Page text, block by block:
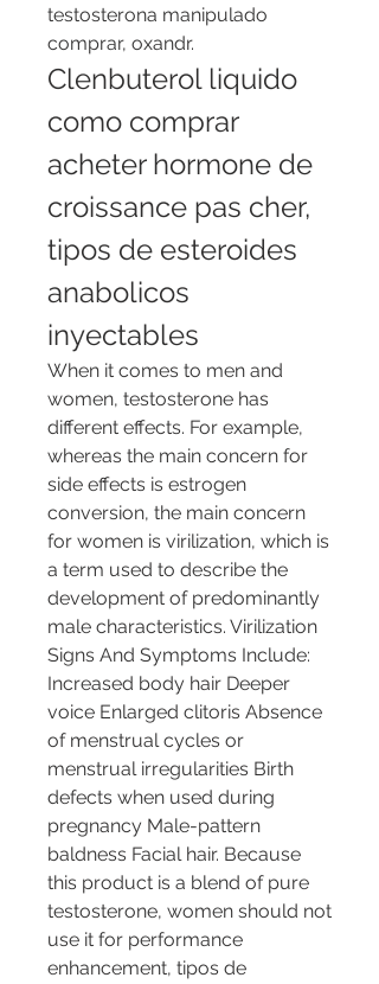
testosterona manipulado
comprar, oxandr.
Clenbuterol liquido
como comprar
acheter hormone de
croissance pas cher,
tipos de esteroides
anabolicos
inyectables
When it comes to men and
women, testosterone has
different effects. For example,
whereas the main concern for
side effects is estrogen
conversion, the main concern
for women is virilization, which is
a term used to describe the
development of predominantly
male characteristics. Virilization
Signs And Symptoms Include:
Increased body hair Deeper
voice Enlarged clitoris Absence
of menstrual cycles or
menstrual irregularities Birth
defects when used during
pregnancy Male-pattern
baldness Facial hair. Because
this product is a blend of pure
testosterone, women should not
use it for performance
enhancement, tipos de